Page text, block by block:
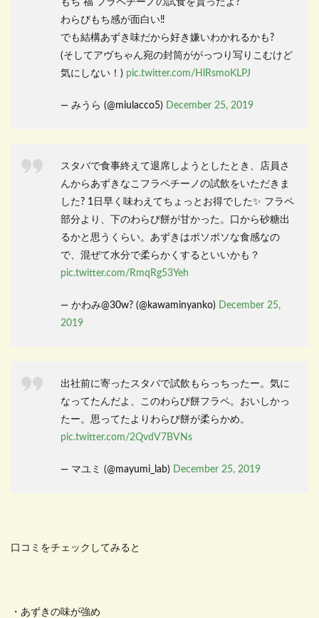
もち 福 フラペチーノの試食を貰ったよ?
わらびもち感が面白い‼️
でも結構あずき味だから好き嫌いわかれるかも?
(そしてアヴちゃん宛の封筒ががっつり写りこむけど
気にしない！) pic.twitter.com/HlRsmoKLPJ
— みうら (@miulacco5) December 25, 2019
スタバで食事終えて退席しようとしたとき、店員さ
んからあずきなこフラペチーノの試飲をいただきま
した? 1日早く味わえてちょっとお得でした✨ フラペ
部分より、下のわらび餅が甘かった。口から砂糖出
るかと思うくらい。あずきはポソポソな食感なの
で、混ぜて水分で柔らかくするといいかも？
pic.twitter.com/RmqRg53Yeh
— かわみ@30w? (@kawaminyanko) December 25,
2019
出社前に寄ったスタバで試飲もらっちったー。気に
なってたんだよ、このわらび餅フラペ。おいしかっ
たー。思ってたよりわらび餅が柔らかめ。
pic.twitter.com/2QvdV7BVNs
— マユミ (@mayumi_lab) December 25, 2019
口コミをチェックしてみると
・あずきの味が強め